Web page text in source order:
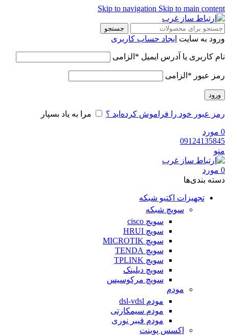
Skip to navigation Skip to main content
جستجو
ورود به سایت ایجاد حساب کاربری
نام کاربری یا آدرس ایمیل * الزامی
رمز عبور * الزامی
ورود
رمز عبور خود را فراموش کرده‌اید ؟ مرا به یاد بسپار
0 مورد
09124135845
منو
0 مورد
دسته‌ بندی‌ها
تجهیزات اکتیو شبکه
سویچ شبکه
سویچ cisco
سویچ HRUI
سویچ MICROTIK
سویچ TENDA
سویچ TPLINK
سویچ دیلینک
سویچ مرکوسیس
مودم
مودم dsl-vdsl
مودم سیمکارتی
مودم فیبر نوری
اکسس پوینت